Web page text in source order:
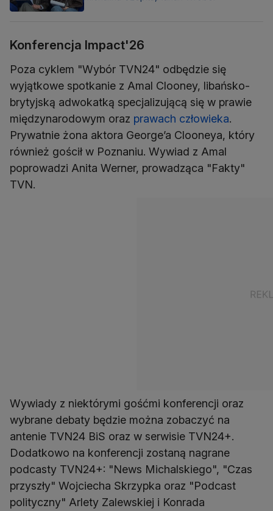
Konferencja Impact'26
Poza cyklem "Wybór TVN24" odbędzie się
wyjątkowe spotkanie z Amal Clooney, libańsko-
brytyjską adwokatką specjalizującą się w prawie
międzynarodowym oraz prawach człowieka.
Prywatnie żona aktora George’a Clooneya, który
również gościł w Poznaniu. Wywiad z Amal
poprowadzi Anita Werner, prowadząca "Fakty"
TVN.
Wywiady z niektórymi gośćmi konferencji oraz
wybrane debaty będzie można zobaczyć na
antenie TVN24 BiS oraz w serwisie TVN24+.
Dodatkowo na konferencji zostaną nagrane
podcasty TVN24+: "News Michalskiego", "Czas
przyszły" Wojciecha Skrzypka oraz "Podcast
polityczny" Arlety Zalewskiej i Konrada